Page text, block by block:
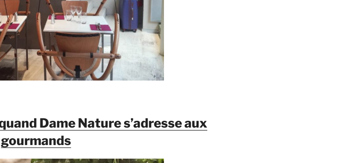
Dame Nature s’adresse aux
gourmands